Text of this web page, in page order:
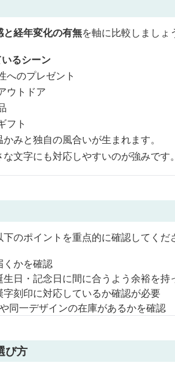
経年変化の有無を軸に比較しましょ
るシーン
へのプレゼント
ウトドア
フト
みと独自の風合いが生まれます。
文字にも対応しやすいのが強みです。
のポイントを重点的に確認してくだ
くかを確認
生日・記念日に間に合うよう余裕を持
字刻印に対応しているか確認が必要
同一デザインの在庫があるかを確認
び方